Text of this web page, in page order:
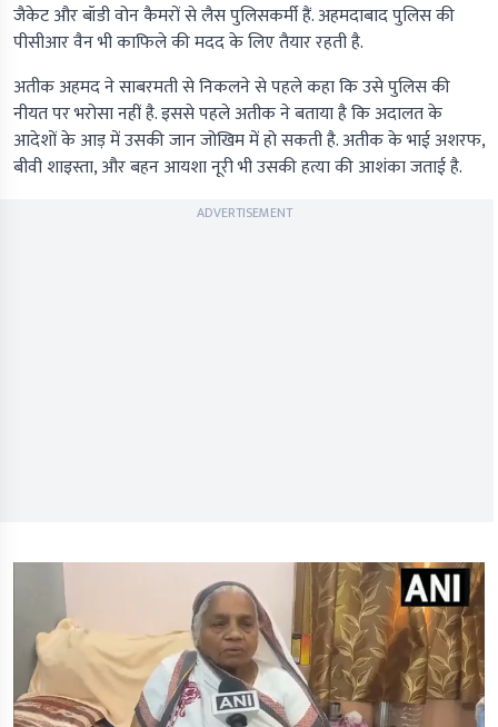
जैकेट और बॉडी वोन कैमरों से लैस पुलिसकर्मी हैं. अहमदाबाद पुलिस की
पीसीआर वैन भी काफिले की मदद के लिए तैयार रहती है.
अतीक अहमद ने साबरमती से निकलने से पहले कहा कि उसे पुलिस की
नीयत पर भरोसा नहीं है. इससे पहले अतीक ने बताया है कि अदालत के
आदेशों के आड़ में उसकी जान जोखिम में हो सकती है. अतीक के भाई अशरफ,
बीवी शाइस्ता, और बहन आयशा नूरी भी उसकी हत्या की आशंका जताई है.
ADVERTISEMENT